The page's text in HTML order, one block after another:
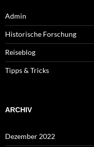
Admin
Historische Forschung
Reiseblog
Tipps & Tricks
ARCHIV
Dezember 2022